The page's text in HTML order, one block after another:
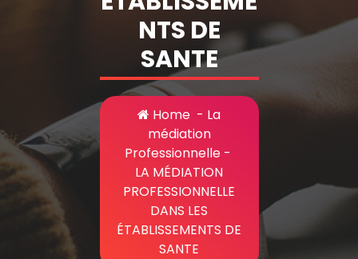
NTS DE
SANTE
Home - La
médiation
Professionnelle-
LA MÉDIATION
PROFESSIONNELLE
DANS LES
ÉTABLISSEMENTS DE
SANTE